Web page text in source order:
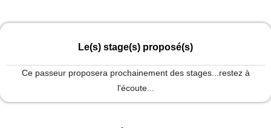
Le(s) stage(s) proposé(s)
Ce passeur proposera prochainement des stages...restez à
l'écoute...